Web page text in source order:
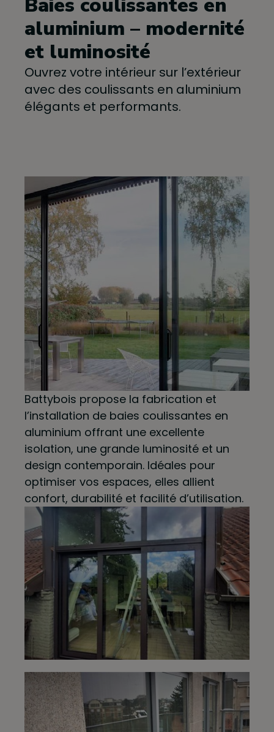
aluminium – modernité
et luminosité
Ouvrez votre intérieur sur l’extérieur
avec des coulissants en aluminium
élégants et performants.
Battybois propose la fabrication et
l’installation de baies coulissantes en
aluminium offrant une excellente
isolation, une grande luminosité et un
design contemporain. Idéales pour
optimiser vos espaces, elles allient
confort, durabilité et facilité d’utilisation.